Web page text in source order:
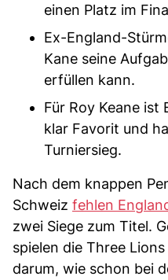
einen Platz im
Ex-England-
Kane seine
erfüllen kann.
Für Roy Keane ist
klar Favorit und
Turniersieg.
Nach dem knappen
Schweiz fehlen
zwei Siege zum Titel.
spielen die Three
darum, wie schon bei